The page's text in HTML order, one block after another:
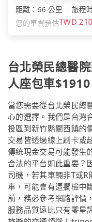
距離 ： 66 公里 旅程
您的車資預估TWD
台北榮民總醫
人座包車$1910
當您需要從台北榮民
心的選擇。我們是台灣
投區到新竹縣關西鎮的
交易皆透過線上刷卡或
傳統現金交易可能發
合法的平台如此重要？
司機，若其車輛非T或
車，可能會有遭攔檢中
前，務必參考網路評價
服務品質遠比只有零星